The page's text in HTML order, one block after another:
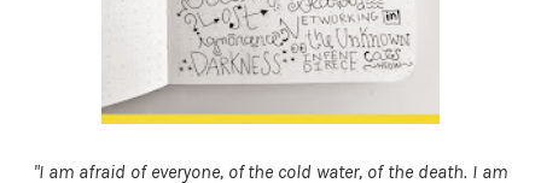
"I am afraid of everyone, of the cold water, of the death. I am